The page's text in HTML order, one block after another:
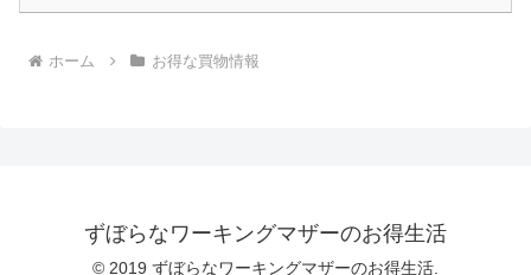
ホーム お得な買物情報
ずぼらなワーキングマザーのお得生活
© 2019 ずぼらなワーキングマザーのお得生活.